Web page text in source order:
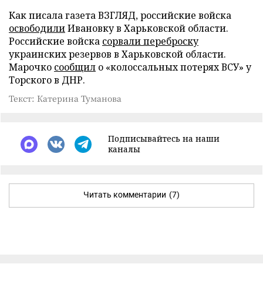
Как писала газета ВЗГЛЯД, российские войска
освободилиИвановку в Харьковской области.
Российские войска сорвали переброску
украинских резервов в Харьковской области.
Марочко сообщил о «колоссальных потерях ВСУ» у
Торского в ДНР.
Текст: Катерина Туманова
Подписывайтесь на наши
каналы
Читать комментарии (7)